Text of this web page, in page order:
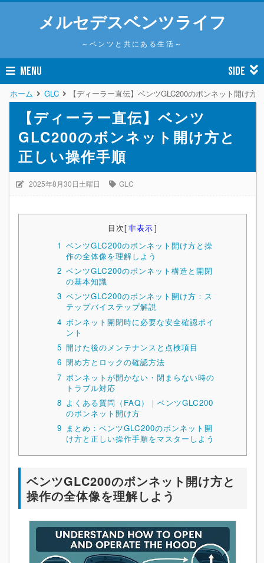
メルセデスベンツライフ
～ベンツと共にある生活～
MENU SIDE
ホーム GLC 【ディーラー直伝】ベンツGLC200のボンネット開け方
【ディーラー直伝】ベンツ
GLC200のボンネット開け方と
正しい操作手順
2025年8月30日土曜日 GLC
目次[非表示]
1 ベンツGLC200のボンネット開け方と操
作の全体像を理解しよう
2 ベンツGLC200のボンネット構造と開閉
の基本知識
3 ベンツGLC200のボンネット開け方：ス
テップバイステップ解説
4 ボンネット開閉時に必要な安全確認ポイ
ント
5 開けた後のメンテナンスと点検項目
6 閉め方とロックの確認方法
7 ボンネットが開かない・閉まらない時の
トラブル対応
8 よくある質問（FAQ）｜ベンツGLC200
のボンネット開け方
9 まとめ：ベンツGLC200のボンネット開
け方と正しい操作手順をマスターしよう
ベンツGLC200のボンネット開け方と
操作の全体像を理解しよう